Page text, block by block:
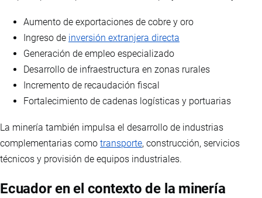
Aumento de exportaciones de cobre y oro
Ingreso de inversión extranjera directa
Generación de empleo especializado
Desarrollo de infraestructura en zonas rurales
Incremento de recaudación fiscal
Fortalecimiento de cadenas logísticas y portuarias
La minería también impulsa el desarrollo de industrias
complementarias como transporte, construcción, servicios
técnicos y provisión de equipos industriales.
Ecuador en el contexto de la minería